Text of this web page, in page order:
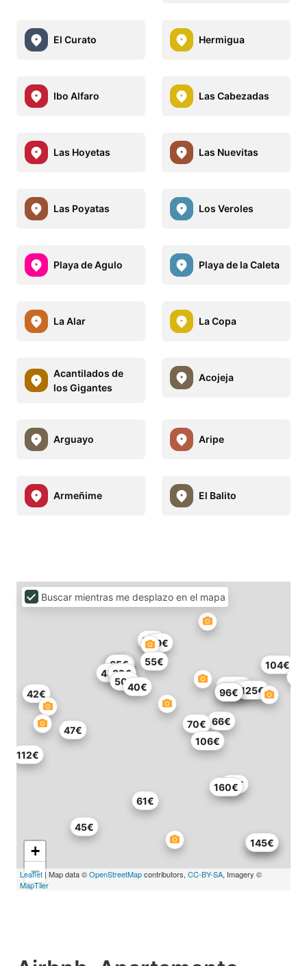
El Curato Hermigua
Ibo Alfaro Las Cabezadas
Las Hoyetas Las Nuevitas
Las Poyatas Los Veroles
Playa de Agulo Playa de la Caleta
La Alar La Copa
Acantilados de
los Gigantes
Acojeja
Arguayo Aripe
Armeñime El Balito
150€
145€
55€
59€
160€
50€ 300€
96€
42€
70€
104€
45€
125€
106€
85€
45€
115€
84€
112€
55€
61€
88€
88€
47€
40€
32€
65€
65€
66€
+
−
Leaflet | Map data ©OpenStreetMapcontributors, CC-BY-SA, Imagery ©
MapTiler
Buscar mientras me desplazo en el mapa